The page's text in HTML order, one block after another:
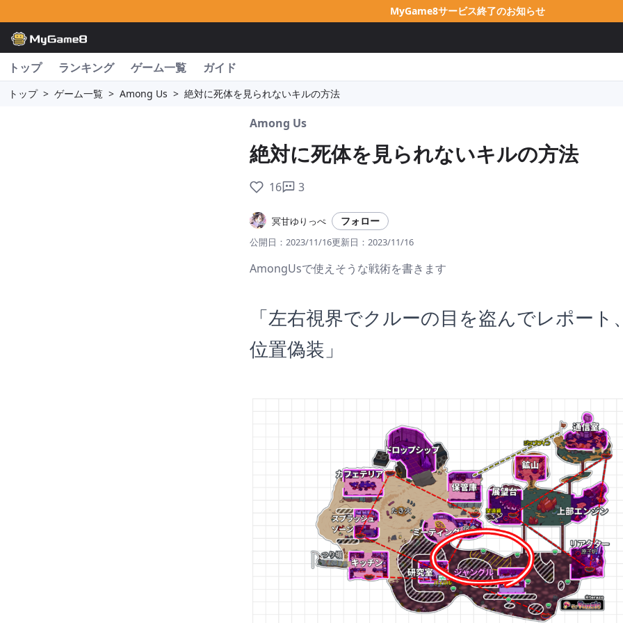
MyGame8サービス終了のお知らせ
トップ ランキング ゲーム一覧 ガイド
トップ > ゲーム一覧 > Among Us > 絶対に死体を見られないキルの方法
Among Us
絶対に死体を見られないキルの方法
16 3
冥甘ゆりっぺ フォロー
公開日： 2023/11/16更新日： 2023/11/16
AmongUsで使えそうな戦術を書きます
「左右視界でクルーの目を盗んでレポート
位置偽装」